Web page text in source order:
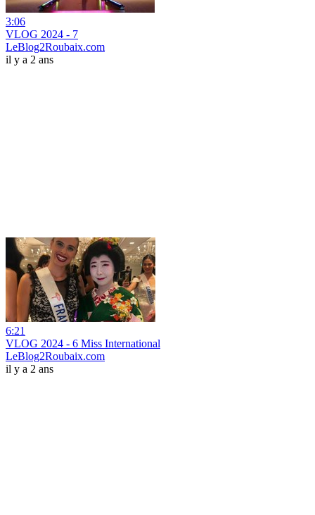
3:06
VLOG 2024 - 7
LeBlog2Roubaix.com
il y a 2 ans
6:21
VLOG 2024 - 6 Miss International
LeBlog2Roubaix.com
il y a 2 ans